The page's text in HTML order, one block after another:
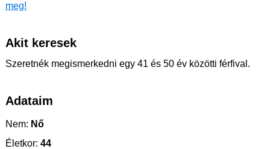
meg!
Akit keresek
Szeretnék megismerkedni egy 41 és 50 év közötti férfival.
Adataim
Nem: Nő
Életkor: 44